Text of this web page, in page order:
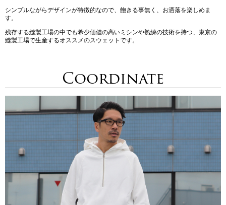
シンプルながらデザインが特徴的なので、飽きる事無く、お洒落を楽しめま
す。
残存する縫製工場の中でも希少価値の高いミシンや熟練の技術を持つ、東京の
縫製工場で生産するオススメのスウェットです。
Coordinate